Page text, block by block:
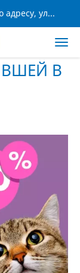
Будем рады вас видеть в новом филиале по адресу, ул. Кижеватова, 8!
В